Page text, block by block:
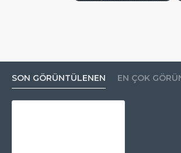
SON GÖRÜNTÜLENEN EN ÇOK